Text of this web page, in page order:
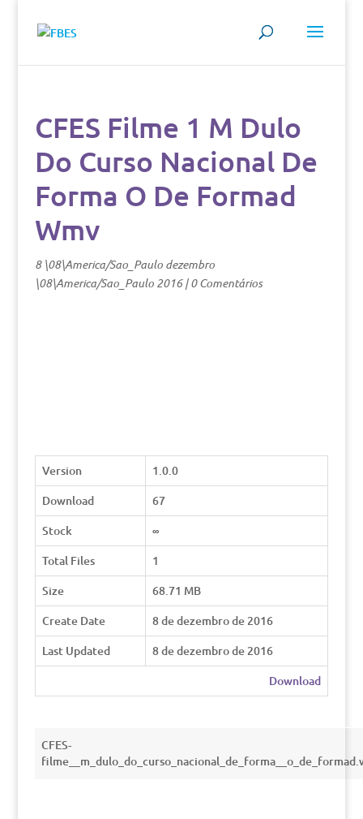
CFES Filme 1 M Dulo
Do Curso Nacional De
Forma O De Formad
Wmv
8 \08\America/Sao_Paulo dezembro
\08\America/Sao_Paulo 2016|0 Comentários
Version
1.0.0
Download
67
Stock
∞
Total Files
1
Size
68.71 MB
Create Date
8 de dezembro de 2016
Last Updated
8 de dezembro de 2016
Download
CFES-